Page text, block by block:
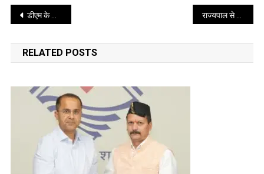
Post
navigation
डीएम के जनता दर्शन कार्यक्रम से बढ रही लोगों में न्याय की आस, त्वरित मिल रहा है समाधान राज्यपाल से आज राजभवन में उत्तर प्रदेश सरकार में कैबिनेट मंत्री श्रीमती बेबी रानी मौर्य ने शिष्टाचार भेंट की
RELATED POSTS